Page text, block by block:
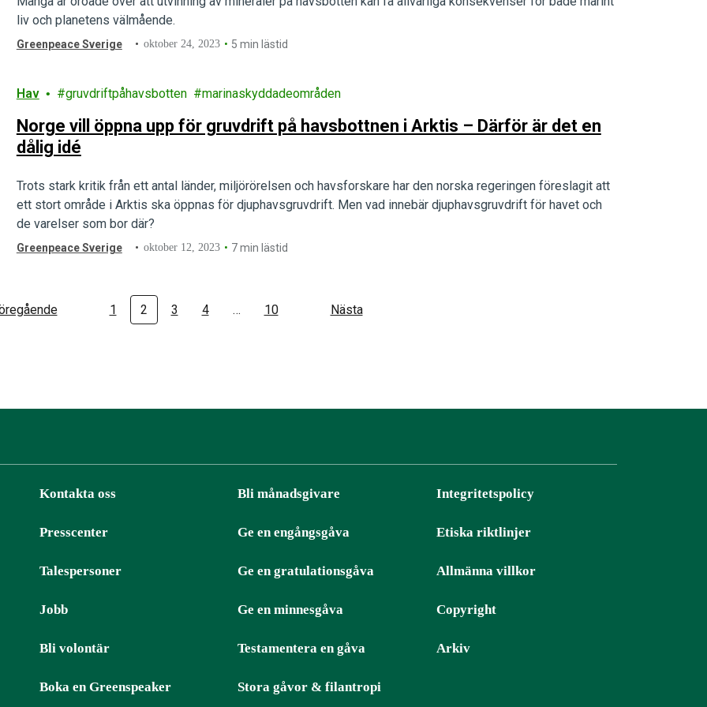
liv och planetens välmående.
Greenpeace Sverige oktober 24, 2023 5 min lästid
Hav gruvdriftpåhavsbotten marinaskyddadeområden
Norge vill öppna upp för gruvdrift på havsbottnen i Arktis – Därför är det en
dålig idé
Trots stark kritik från ett antal länder, miljörörelsen och havsforskare har den norska regeringen föreslagit att
ett stort område i Arktis ska öppnas för djuphavsgruvdrift. Men vad innebär djuphavsgruvdrift för havet och
de varelser som bor där?
Greenpeace Sverige oktober 12, 2023 7 min lästid
1 2 3 4 … 10 Nästa
Kontakta oss
Presscenter
Talespersoner
Jobb
Bli volontär
Boka en Greenspeaker
Bli månadsgivare
Ge en engångsgåva
Ge en gratulationsgåva
Ge en minnesgåva
Testamentera en gåva
Stora gåvor & filantropi
Integritetspolicy
Etiska riktlinjer
Allmänna villkor
Copyright
Arkiv